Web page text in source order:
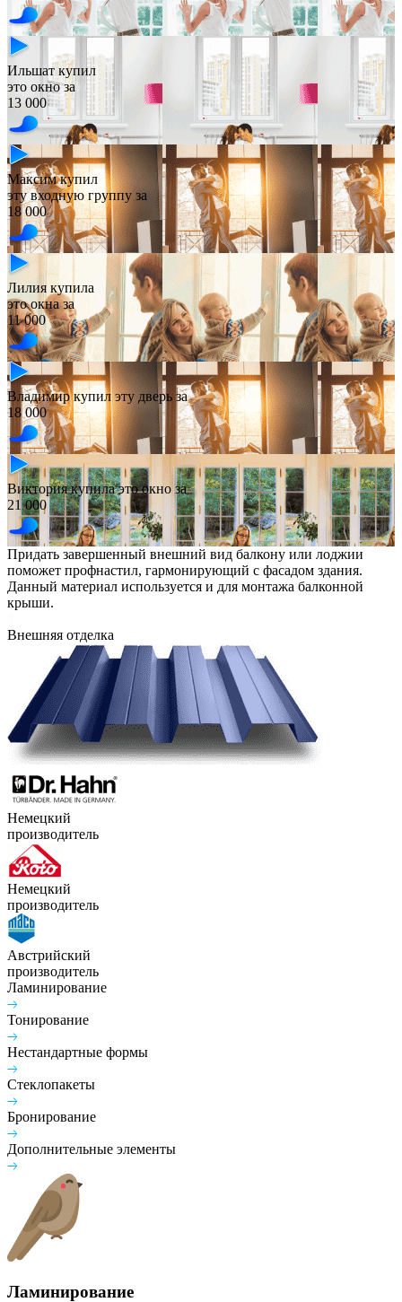
Ильшат купил
это окно за
13 000
Максим купил
эту входную группу за
18 000
Лилия купила
это окна за
11 000
Владимир купил эту дверь за
18 000
Виктория купила это окно за
21 000
Придать завершенный внешний вид балкону или лоджии
поможет профнастил, гармонирующий с фасадом здания.
Данный материал используется и для монтажа балконной
крыши.
Внешняя отделка
Немецкий
производитель
Немецкий
производитель
Австрийский
производитель
Ламинирование
Тонирование
Нестандартные формы
Стеклопакеты
Бронирование
Дополнительные элементы
Ламинирование